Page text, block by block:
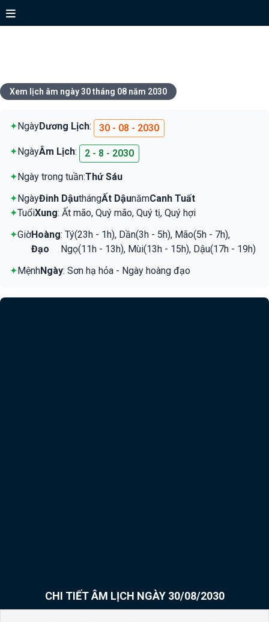
Xem lịch âm ngày 30 tháng 08 năm 2030
✦NgàyDương Lịch: 30 - 08 - 2030
✦NgàyÂm Lịch: 2 - 8 - 2030
✦Ngày trong tuần:Thứ Sáu
✦NgàyĐinh DậuthángẤt DậunămCanh Tuất
✦TuổiXung: Ất mão, Quý mão, Quý tị, Quý hợi
✦GiờHoàng
Đạo
: Tý(23h - 1h), Dần(3h - 5h), Mão(5h - 7h),
Ngọ(11h - 13h), Mùi(13h - 15h), Dậu(17h - 19h)
✦MệnhNgày: Sơn hạ hỏa - Ngày hoàng đạo
CHI TIẾT ÂM LỊCH NGÀY 30/08/2030